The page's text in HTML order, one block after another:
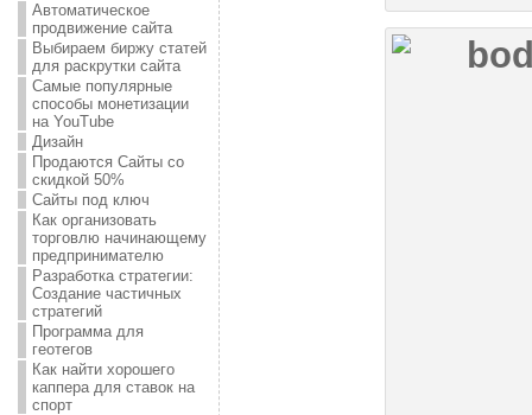
Автоматическое
продвижение сайта
Выбираем биржу статей
для раскрутки сайта
Самые популярные
способы монетизации
на YouTube
Дизайн
Продаются Сайты со
скидкой 50%
Сайты под ключ
Как организовать
торговлю начинающему
предпринимателю
Разработка стратегии:
Создание частичных
стратегий
Программа для
геотегов
Как найти хорошего
каппера для ставок на
спорт